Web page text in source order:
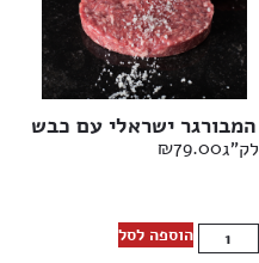
המבורגר ישראלי עם כבש
לק"ג ₪79.00
הוספה לסל